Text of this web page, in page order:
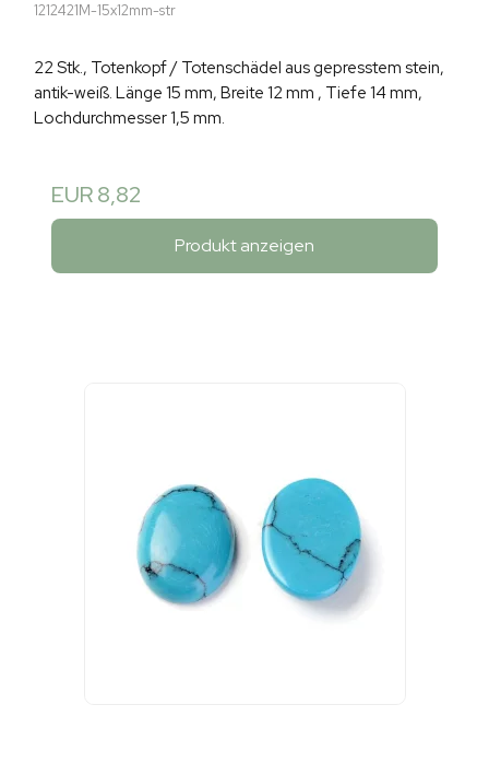
1212421M-15x12mm-str
22 Stk., Totenkopf / Totenschädel aus gepresstem stein,
antik-weiß. Länge 15 mm, Breite 12 mm , Tiefe 14 mm,
Lochdurchmesser 1,5 mm.
EUR 8,82
Produkt anzeigen